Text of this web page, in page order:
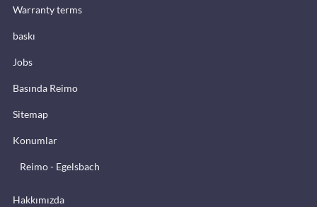
Warranty terms
baskı
Jobs
Basında Reimo
Sitemap
Konumlar
Reimo - Egelsbach
Hakkımızda